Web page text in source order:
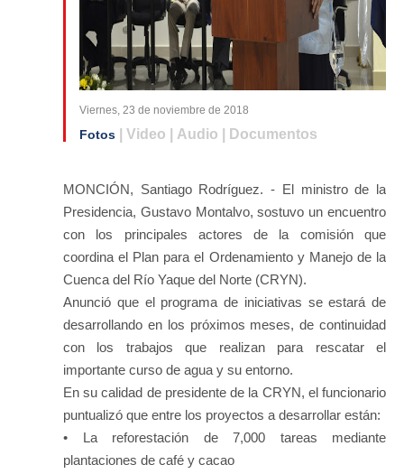
Viernes, 23 de noviembre de 2018
Fotos | Video | Audio | Documentos
MONCIÓN, Santiago Rodríguez. - El ministro de la
Presidencia, Gustavo Montalvo, sostuvo un encuentro
con los principales actores de la comisión que
coordina el Plan para el Ordenamiento y Manejo de la
Cuenca del Río Yaque del Norte (CRYN).
Anunció que el programa de iniciativas se estará de
desarrollando en los próximos meses, de continuidad
con los trabajos que realizan para rescatar el
importante curso de agua y su entorno.
En su calidad de presidente de la CRYN, el funcionario
puntualizó que entre los proyectos a desarrollar están:
• La reforestación de 7,000 tareas mediante
plantaciones de café y cacao